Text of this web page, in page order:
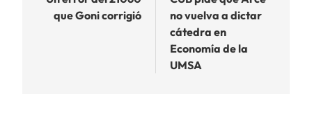
entradas
que Goni corrigió
no vuelva a dictar
cátedra en
Economía de la
UMSA